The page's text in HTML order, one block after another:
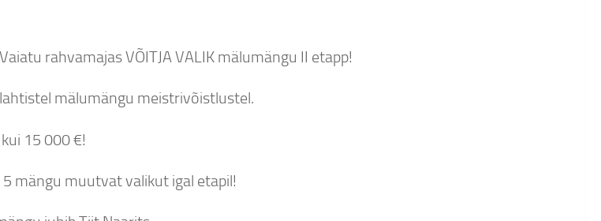
rahvamajas VÕITJA VALIK mälumängu II etapp!
mälumängu meistrivõistlustel.
15 000 €!
mängu muutvat valikut igal etapil!